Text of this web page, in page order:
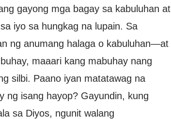
gayong mga bagay sa kabuluhan at
iyo sa hungkag na lupain. Sa
ng anumang halaga o kabuluhan—at
maaari kang mabuhay nang
silbi. Paano iyan matatawag na
ng isang hayop? Gayundin, kung
sa Diyos, ngunit walang